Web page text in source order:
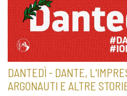
DANTEDÌ - DANTE,
ARGONAUTI E ALTRE